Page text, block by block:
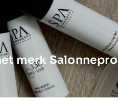
merk Salonnepro